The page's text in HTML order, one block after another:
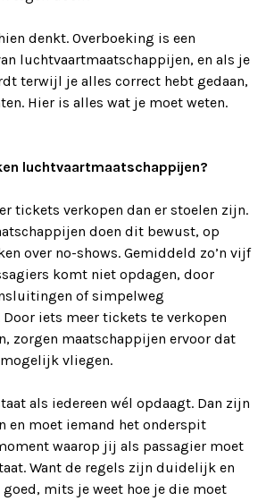
denkt. Overboeking is een
luchtvaartmaatschappijen, en als je
terwijl je alles correct hebt gedaan,
Hier is alles wat je moet weten.
luchtvaartmaatschappijen?
tickets verkopen dan er stoelen zijn.
doen dit bewust, op
over no-shows. Gemiddeld zo’n vijf
komt niet opdagen, door
of simpelweg
iets meer tickets te verkopen
zorgen maatschappijen ervoor dat
vliegen.
als iedereen wél opdaagt. Dan zijn
en moet iemand het onderspit
waarop jij als passagier moet
Want de regels zijn duidelijk en
mits je weet hoe je die moet